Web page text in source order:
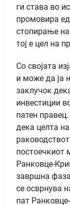
ги става во
промовира
стопирање на
тој е цел на
Со својата
и може да ја
заклучок
инвестиции
патен
дека целта
постоечкиот
Ранковце-
завршна
се осврнува
пат